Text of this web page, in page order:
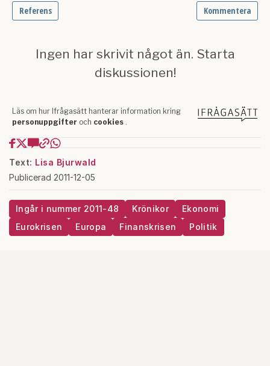
Text: Lisa Bjurwald
Publicerad 2011-12-05
Ingår i nummer 2011-48 Krönikor
Ekonomi
Eurokrisen
Europa Finanskrisen Politik